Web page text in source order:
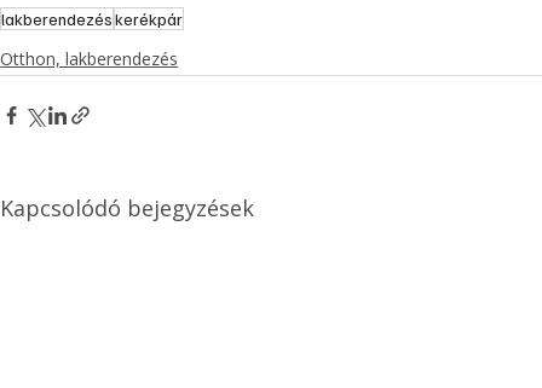
lakberendezéskerékpár
Otthon, lakberendezés
Kapcsolódó bejegyzések